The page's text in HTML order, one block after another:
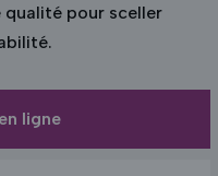
qualité pour sceller
ligne